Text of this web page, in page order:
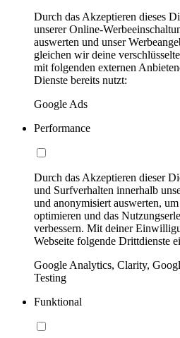
Durch das Akzeptieren dieses
unserer Online-
auswerten und unser
gleichen wir deine
mit folgenden externen
Dienste bereits nutzt:
Google Ads
Performance
Durch das Akzeptieren dieser
und Surfverhalten innerhalb
und anonymisiert auswerten,
optimieren und das
verbessern. Mit deiner
Webseite folgende Drittdienste
Google Analytics, Clarity,
Testing
Funktional